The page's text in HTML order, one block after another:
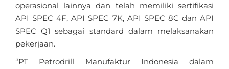
operasional lainnya dan telah memiliki sertifikasi
API SPEC 4F, API SPEC 7K, API SPEC 8C dan API
SPEC Q1 sebagai standard dalam melaksanakan
pekerjaan.
“PT Petrodrill Manufaktur Indonesia dalam